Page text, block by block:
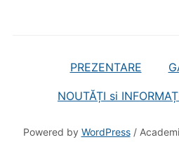
PREZENTARE
NOUTĂȚI si
Powered by WordPress/